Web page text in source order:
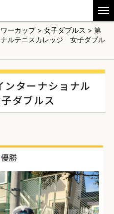
ーカップ> 女子ダブルス > 第
ルテニスカレッジ 女子ダブル
ターナショナル
ダブルス
優勝